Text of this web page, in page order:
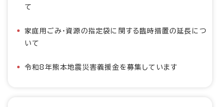
て
家庭用ごみ・資源の指定袋に関する臨時措置の延長につ
いて
令和8年熊本地震災害義援金を募集しています